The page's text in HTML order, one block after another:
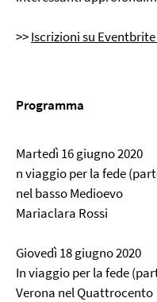
>>Iscrizioni su Eventbrite
Programma
Martedì 16 giugno 2020
n viaggio per la fede
nel basso Medioevo
Mariaclara Rossi
Giovedì 18 giugno 2020
In viaggio per la fede
Verona nel Quattrocento